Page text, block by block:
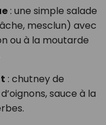
: une simple salade
mesclun) avec
ou à la moutarde
: chutney de
sauce à la